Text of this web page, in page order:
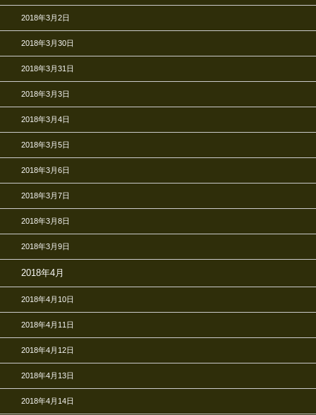
2018年3月2日
2018年3月30日
2018年3月31日
2018年3月3日
2018年3月4日
2018年3月5日
2018年3月6日
2018年3月7日
2018年3月8日
2018年3月9日
2018年4月
2018年4月10日
2018年4月11日
2018年4月12日
2018年4月13日
2018年4月14日